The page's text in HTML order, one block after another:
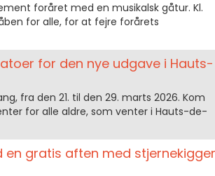
foråret med en musikalsk gåtur. Kl.
for alle, for at fejre forårets
for den nye udgave i Hauts-
fra den 21. til den 29. marts 2026. Kom
for alle aldre, som venter i Hauts-de-
gratis aften med